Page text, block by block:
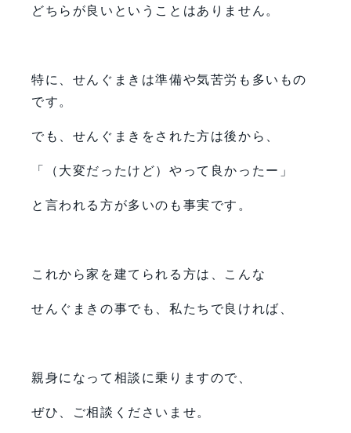
どちらが良いということはありません。
特に、せんぐまきは準備や気苦労も多いもの
です。
でも、せんぐまきをされた方は後から、
「（大変だったけど）やって良かったー」
と言われる方が多いのも事実です。
これから家を建てられる方は、こんな
せんぐまきの事でも、私たちで良ければ、
親身になって相談に乗りますので、
ぜひ、ご相談くださいませ。